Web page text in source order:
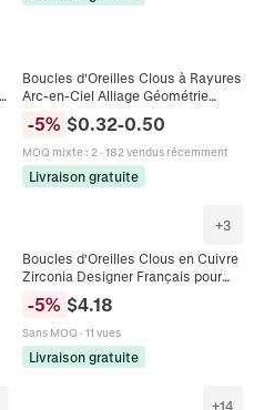
Boucles d'Oreilles Clous à Rayures
Arc-en-Ciel Alliage Géométrie
d'Oreilles pour Femmes Filles
Mode Bijoux
-5% $0.32-0.50
MOQ mixte: 2· 182 vendus récemment
Livraison gratuite
+3
Boucles d'Oreilles Clous en Cuivre
Zirconia Designer Français pour
Femmes Tendance Individuelle
Retro Géométrique Triangle Bijoux
-5% $4.18
Sans MOQ · 11 vues
Livraison gratuite
+14